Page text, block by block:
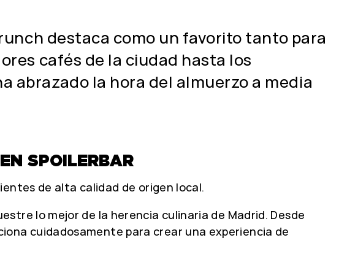
destaca como un favorito tanto para
cafés de la ciudad hasta los
abrazado la hora del almuerzo a media
SPOILERBAR
de alta calidad de origen local.
lo mejor de la herencia culinaria de Madrid. Desde
cuidadosamente para crear una experiencia de